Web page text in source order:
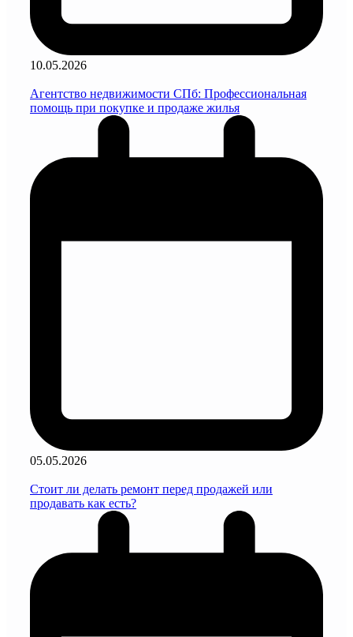
10.05.2026
Агентство недвижимости СПб: Профессиональная
помощь при покупке и продаже жилья
05.05.2026
Стоит ли делать ремонт перед продажей или
продавать как есть?